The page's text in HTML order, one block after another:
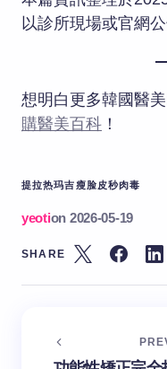
以診所現場或官網公
想明白更多韓國醫
購醫美百科 ！
提拉热玛吉瘦脸皮秒肉毒
yeotion 2026-05-19
SHARE